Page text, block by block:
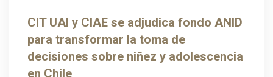
CIT UAI y CIAE se adjudica fondo ANID
para transformar la toma de
decisiones sobre niñez y adolescencia
en Chile